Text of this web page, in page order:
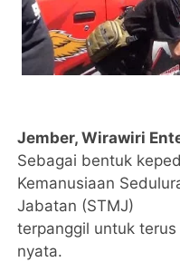
Jember, Wirawiri
Sebagai bentuk
Kemanusiaan
Jabatan (STMJ)
terpanggil untuk
nyata.